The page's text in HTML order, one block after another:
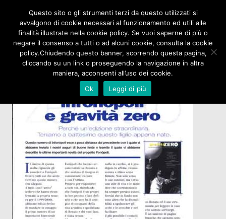
Questo sito o gli strumenti terzi da questo utilizzati si
avvalgono di cookie necessari al funzionamento ed utili alle
finalità illustrate nella cookie policy. Se vuoi saperne di più o
negare il consenso a tutti o ad alcuni cookie, consulta la cookie
policy.Chiudendo questo banner, scorrendo questa pagina,
cliccando su un link o proseguendo la navigazione in altra
maniera, acconsenti all’uso dei cookie.
Ok
Leggi di più